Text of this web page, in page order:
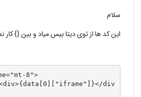
سلام
این کد ها از توی دیتا بیس میاد و بین {} کار